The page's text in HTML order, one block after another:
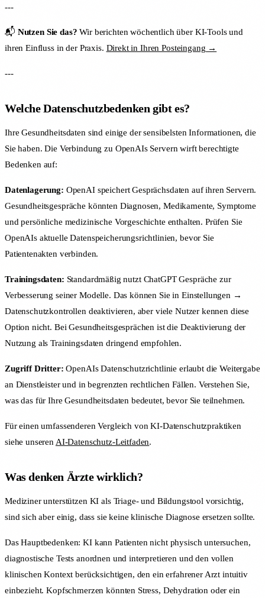
---
📬 Nutzen Sie das? Wir berichten wöchentlich über KI-Tools und
ihren Einfluss in der Praxis. Direkt in Ihren Posteingang →
---
Welche Datenschutzbedenken gibt es?
Ihre Gesundheitsdaten sind einige der sensibelsten Informationen, die
Sie haben. Die Verbindung zu OpenAIs Servern wirft berechtigte
Bedenken auf:
Datenlagerung: OpenAI speichert Gesprächsdaten auf ihren Servern.
Gesundheitsgespräche könnten Diagnosen, Medikamente, Symptome
und persönliche medizinische Vorgeschichte enthalten. Prüfen Sie
OpenAIs aktuelle Datenspeicherungsrichtlinien, bevor Sie
Patientenakten verbinden.
Trainingsdaten: Standardmäßig nutzt ChatGPT Gespräche zur
Verbesserung seiner Modelle. Das können Sie in Einstellungen →
Datenschutzkontrollen deaktivieren, aber viele Nutzer kennen diese
Option nicht. Bei Gesundheitsgesprächen ist die Deaktivierung der
Nutzung als Trainingsdaten dringend empfohlen.
Zugriff Dritter: OpenAIs Datenschutzrichtlinie erlaubt die Weitergabe
an Dienstleister und in begrenzten rechtlichen Fällen. Verstehen Sie,
was das für Ihre Gesundheitsdaten bedeutet, bevor Sie teilnehmen.
Für einen umfassenderen Vergleich von KI-Datenschutzpraktiken
siehe unseren AI-Datenschutz-Leitfaden.
Was denken Ärzte wirklich?
Mediziner unterstützen KI als Triage- und Bildungstool vorsichtig,
sind sich aber einig, dass sie keine klinische Diagnose ersetzen sollte.
Das Hauptbedenken: KI kann Patienten nicht physisch untersuchen,
diagnostische Tests anordnen und interpretieren und den vollen
klinischen Kontext berücksichtigen, den ein erfahrener Arzt intuitiv
einbezieht. Kopfschmerzen könnten Stress, Dehydration oder ein